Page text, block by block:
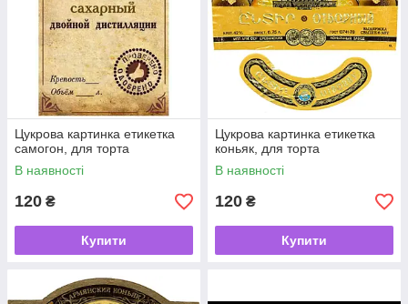
Цукрова картинка етикетка
самогон, для торта
В наявності
120 ₴
Купити
Цукрова картинка етикетка
коньяк, для торта
В наявності
120 ₴
Купити